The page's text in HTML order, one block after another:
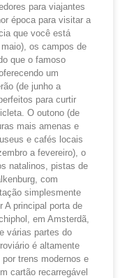
para viajantes
época para visitar a
que você está
os campos de
que o famoso
um
(de junho a
para curtir
O outono (de
mais amenas e
e cafés locais
a fevereiro), o
natalinos, pistas de
com
simplesmente
A principal porta de
em Amsterdã,
várias partes do
é altamente
trens modernos e
cartão recarregável